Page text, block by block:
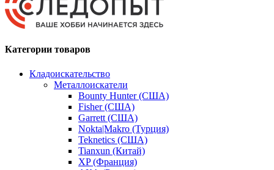
Категории товаров
Кладоискательство
Металлоискатели
Bounty Hunter (США)
Fisher (США)
Garrett (США)
Nokta|Makro (Турция)
Teknetics (США)
Tianxun (Китай)
XP (Франция)